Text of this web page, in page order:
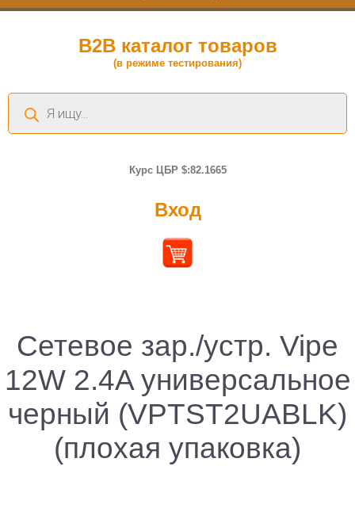
B2B каталог товаров
(в режиме тестирования)
Поиск
товаров
Курс ЦБР $:82.1665
Вход
Сетевое зар./устр. Vipe
12W 2.4A универсальное
черный (VPTST2UABLK)
(плохая упаковка)